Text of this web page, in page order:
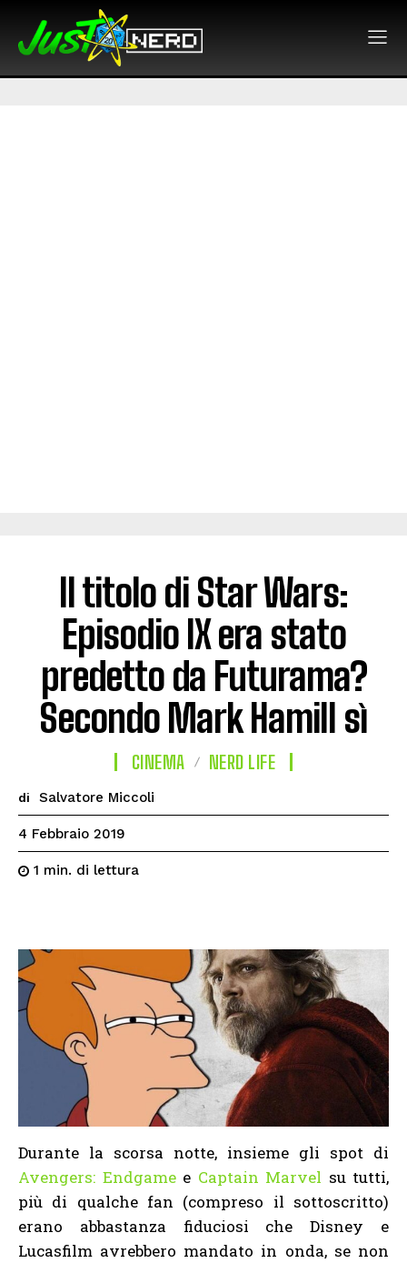
Il titolo di Star Wars:
Episodio IX era stato
predetto da Futurama?
Secondo Mark Hamill sì
CINEMA NERD LIFE
di Salvatore Miccoli
4 Febbraio 2019
1 min. di lettura
Durante la scorsa notte, insieme gli spot di
Avengers: Endgamee Captain Marvel su tutti,
più di qualche fan (compreso il sottoscritto)
erano abbastanza fiduciosi che Disney e
Lucasfilm avrebbero mandato in onda, se non